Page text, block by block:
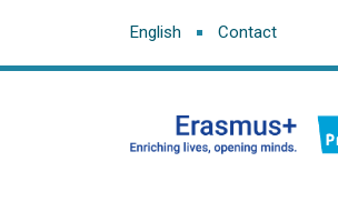
English Contact